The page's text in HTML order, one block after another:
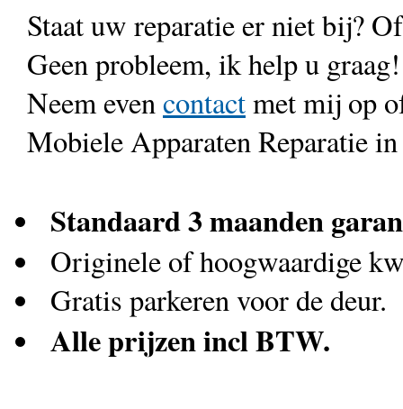
Staat uw reparatie er niet bij?
Geen probleem, ik help u graag!
Neem evencontactmet mij op
Mobiele Apparaten Reparatie
Standaard 3 maanden
Originele of hoogwaardige
Gratis parkeren voor de deur.
Alle prijzen incl BTW.